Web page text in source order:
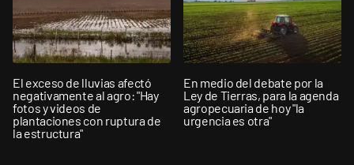
El exceso de lluvias afectó
negativamente al agro: "Hay
fotos y videos de
plantaciones con ruptura de
la estructura"
En medio del debate por la
Ley de Tierras, para la agenda
agropecuaria de hoy "la
urgencia es otra"